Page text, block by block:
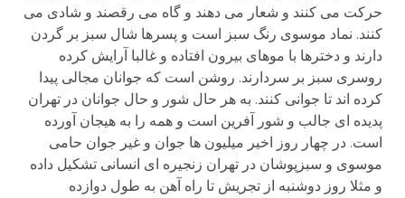
حرکت می کنند و شعار می دهند و گاه می رقصند و شادی می
کنند. نماد موسوی رنگ سبز است و پسرها شال سبز بر گردن
دارند و دخترها با موهای بیرون افتاده و غالبا آرایش کرده
روسری سبز بر سردارند. روشن است که جوانان مجالی پیدا
کرده اند تا جوانی کنند. به هر حال شور و حال جوانان در تهران
پدیده ای جالب و شور آفرین است و همه را به هیجان آورده
است. در چهار روز اخیر میلیون ها جوان و غیر جوان حامی
موسوی و سبزپوشان در تهران زنجیره ای انسانی تشکیل داده
و مثلا روز دوشنبه از تجریش تا راه آهن به طول دوازده